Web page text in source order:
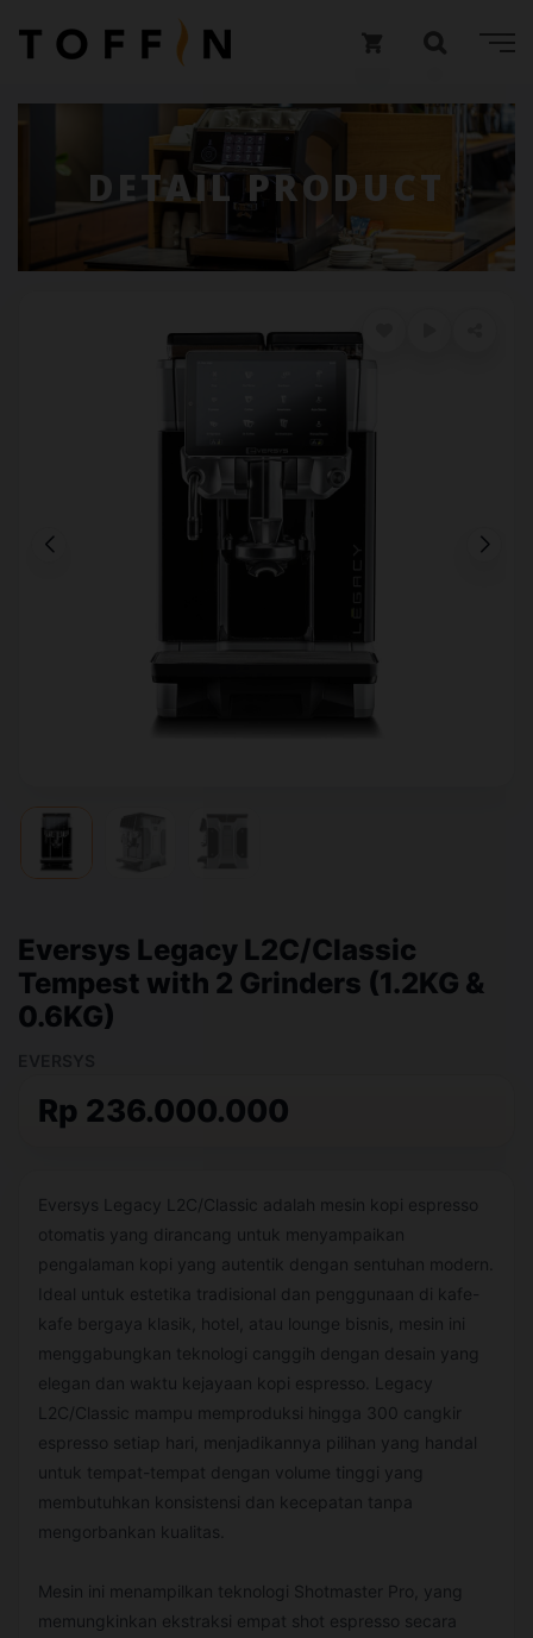
DETAIL PRODUCT
Eversys Legacy L2C/Classic
Tempest with 2 Grinders (1.2KG &
0.6KG)
Rp 236.000.000
Eversys Legacy L2C/Classic adalah mesin kopi espresso
otomatis yang dirancang untuk menyampaikan
pengalaman kopi yang autentik dengan sentuhan modern.
Ideal untuk estetika tradisional dan penggunaan di kafe-
kafe bergaya klasik, hotel, atau lounge bisnis, mesin ini
menggabungkan teknologi canggih dengan desain yang
elegan dan waktu kejayaan kopi espresso. Legacy
L2C/Classic mampu memproduksi hingga 300 cangkir
espresso setiap hari, menjadikannya pilihan yang handal
untuk tempat-tempat dengan volume tinggi yang
membutuhkan konsistensi dan kecepatan tanpa
mengorbankan kualitas.
Mesin ini menampilkan teknologi Shotmaster Pro, yang
memungkinkan ekstraksi empat shot espresso secara